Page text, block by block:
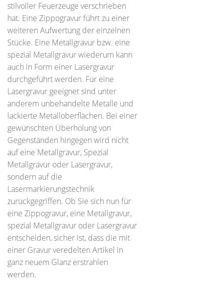
stilvoller Feuerzeuge verschrieben
hat. Eine Zippogravur führt zu einer
weiteren Aufwertung der einzelnen
Stücke. Eine Metallgravur bzw. eine
spezial Metallgravur wiederum kann
auch in Form einer Lasergravur
durchgeführt werden. Für eine
Lasergravur geeignet sind unter
anderem unbehandelte Metalle und
lackierte Metalloberflächen. Bei einer
gewünschten Überholung von
Gegenständen hingegen wird nicht
auf eine Metallgravur, Spezial
Metallgravur oder Lasergravur,
sondern auf die
Lasermarkierungstechnik
zurückgegriffen. Ob Sie sich nun für
eine Zippogravur, eine Metallgravur,
spezial Metallgravur oder Lasergravur
entscheiden, sicher ist, dass die mit
einer Gravur veredelten Artikel in
ganz neuem Glanz erstrahlen
werden.